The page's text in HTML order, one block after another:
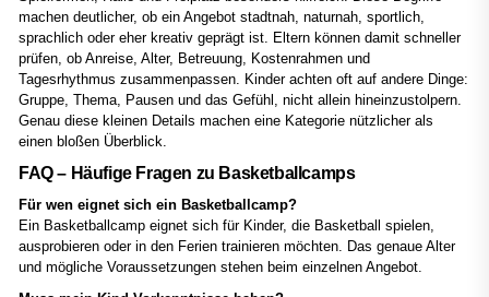
machen deutlicher, ob ein Angebot stadtnah, naturnah, sportlich,
sprachlich oder eher kreativ geprägt ist. Eltern können damit schneller
prüfen, ob Anreise, Alter, Betreuung, Kostenrahmen und
Tagesrhythmus zusammenpassen. Kinder achten oft auf andere Dinge:
Gruppe, Thema, Pausen und das Gefühl, nicht allein hineinzustolpern.
Genau diese kleinen Details machen eine Kategorie nützlicher als
einen bloßen Überblick.
FAQ – Häufige Fragen zu Basketballcamps
Für wen eignet sich ein Basketballcamp?
Ein Basketballcamp eignet sich für Kinder, die Basketball spielen,
ausprobieren oder in den Ferien trainieren möchten. Das genaue Alter
und mögliche Voraussetzungen stehen beim einzelnen Angebot.